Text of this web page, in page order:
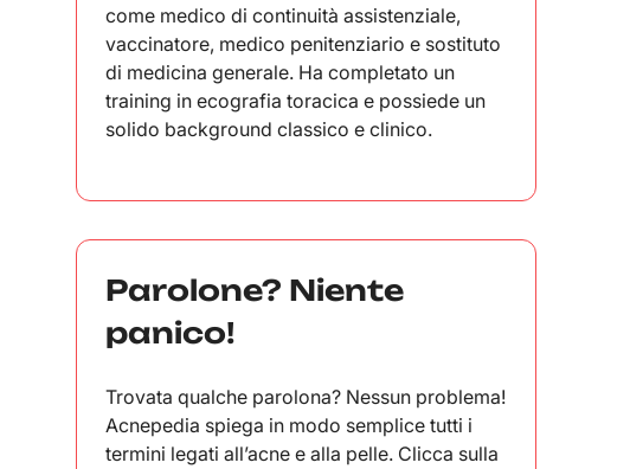
come medico di continuità assistenziale,
vaccinatore, medico penitenziario e sostituto
di medicina generale. Ha completato un
training in ecografia toracica e possiede un
solido background classico e clinico.
Parolone? Niente
panico!
Trovata qualche parolona? Nessun problema!
Acnepedia spiega in modo semplice tutti i
termini legati all’acne e alla pelle. Clicca sulla